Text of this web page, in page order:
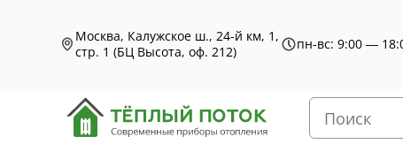
Москва, Калужское ш., 24-й км, 1,
стр. 1 (БЦ Высота, оф. 212)
пн-вс: 9:00 —